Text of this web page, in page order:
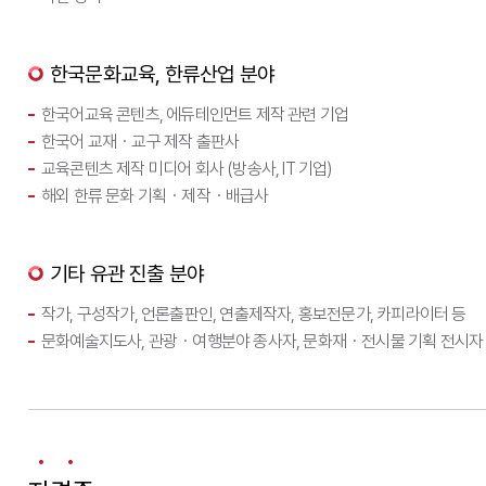
한국문화교육, 한류산업 분야
한국어교육 콘텐츠, 에듀테인먼트 제작 관련 기업
한국어 교재・교구 제작 출판사
교육콘텐츠 제작 미디어 회사 (방송사, IT 기업)
해외 한류 문화 기획・제작・배급사
기타 유관 진출 분야
작가, 구성작가, 언론출판인, 연출제작자, 홍보전문가, 카피라이터 등
문화예술지도사, 관광・여행분야 종사자, 문화재・전시물 기획 전시